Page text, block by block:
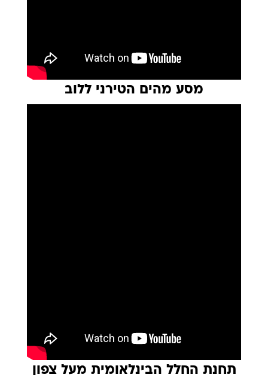
מסע מהים הטירני ללוב
תחנת החלל הבינלאומית מעל צפון